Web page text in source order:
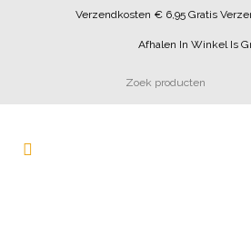
Verzendkosten € 6,95 Gratis
Afhalen In Winkel Is